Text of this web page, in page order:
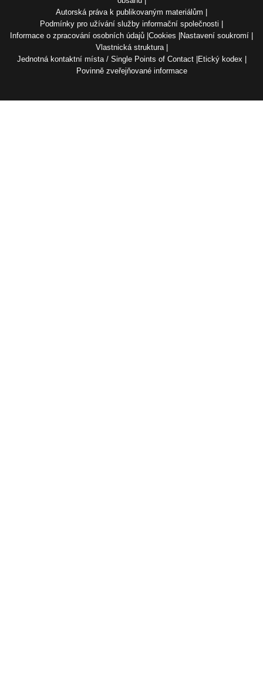
Autorská práva k publikovaným materiálům
Podmínky pro užívání služby informační společnosti
Informace o zpracování osobních údajů Cookies Nastavení soukromí
Vlastnická struktura
Jednotná kontaktní místa / Single Points of Contact Etický kodex
Povinně zveřejňované informace